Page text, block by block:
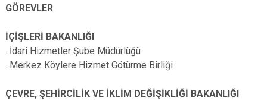
GÖREVLER
İÇİŞLERİ BAKANLIĞI
. İdari Hizmetler Şube Müdürlüğü
. Merkez Köylere Hizmet Götürme Birliği
ÇEVRE, ŞEHİRCİLİK VE İKLİM DEĞİŞİKLİĞİ BAKANLIĞI